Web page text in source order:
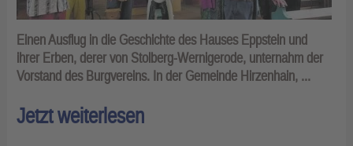
Einen Ausflug in die Geschichte des Hauses Eppstein und
ihrer Erben, derer von Stolberg-Wernigerode, unternahm der
Vorstand des Burgvereins. In der Gemeinde Hirzenhain, ...
Jetzt weiterlesen